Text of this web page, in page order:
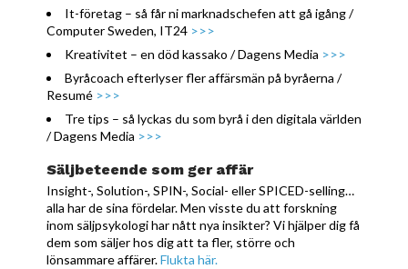
It-företag – så får ni marknadschefen att gå igång /
Computer Sweden, IT24 >>>
Kreativitet – en död kassako / Dagens Media >>>
Byråcoach efterlyser fler affärsmän på byråerna /
Resumé >>>
Tre tips – så lyckas du som byrå i den digitala världen
/ Dagens Media >>>
Säljbeteende som ger affär
Insight-, Solution-, SPIN-, Social- eller SPICED-selling…
alla har de sina fördelar. Men visste du att forskning
inom säljpsykologi har nått nya insikter? Vi hjälper dig få
dem som säljer hos dig att ta fler, större och
lönsammare affärer.Flukta här.